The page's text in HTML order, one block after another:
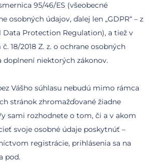
95/46/ES (všeobecné
osobných údajov, ďalej len „GDPR“ – z
Data Protection Regulation), a tiež v
18/2018 Z. z. o ochrane osobných
doplnení niektorých zákonov.
Vášho súhlasu nebudú mimo rámca
stránok zhromažďované žiadne
sami rozhodnete o tom, či a v akom
svoje osobné údaje poskytnúť –
registrácie, prihlásenia sa na
pod.